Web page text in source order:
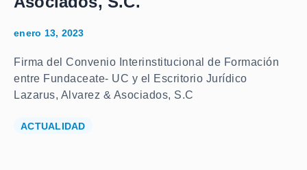
enero 13, 2023
Firma del Convenio Interinstitucional de Formación
entre Fundaceate- UC y el Escritorio Jurídico
Lazarus, Alvarez & Asociados, S.C
ACTUALIDAD